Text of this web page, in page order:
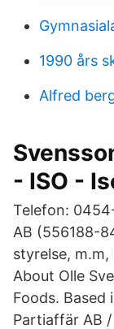
1990 års
Alfred
- ISO -
Telefon:
AB (556188-
styrelse,
About Olle
Foods. Based
Partiaffär AB